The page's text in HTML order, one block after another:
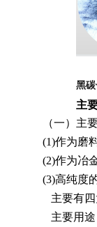
黑
主
（一）主
(1)作为磨
(2)作为冶
(3)高纯度
主要有四
主要用